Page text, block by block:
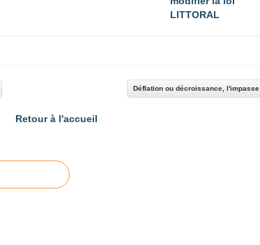
LITTORAL
Déflation ou décroissance, l'impasse
Retour à l'accueil